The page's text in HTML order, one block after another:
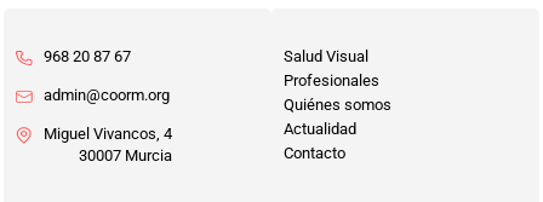
968 20 87 67
admin@coorm.org
Miguel Vivancos, 4
30007 Murcia
Salud Visual
Profesionales
Quiénes somos
Actualidad
Contacto